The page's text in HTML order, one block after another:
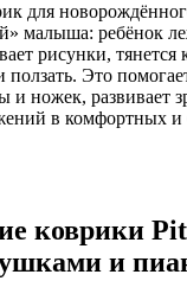
для
малыша: ребёнок
рисунки, тянется
ползать. Это
ножек, развивает
в комфортных и
коврики
и